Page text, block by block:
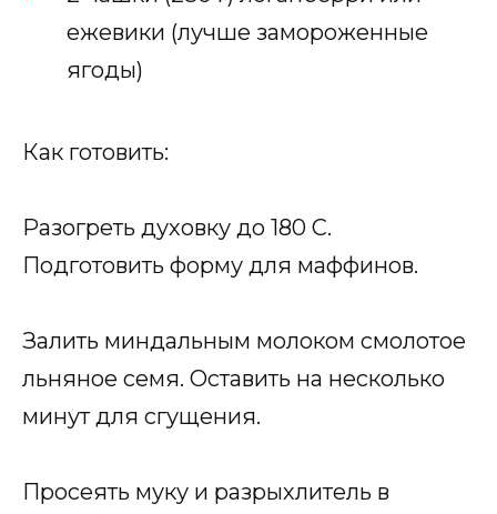
ежевики (лучше замороженные
ягоды)
Как готовить:
Разогреть духовку до 180 C.
Подготовить форму для маффинов.
Залить миндальным молоком смолотое
льняное семя. Оставить на несколько
минут для сгущения.
Просеять муку и разрыхлитель в